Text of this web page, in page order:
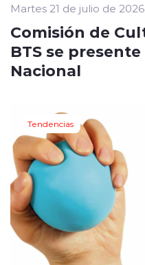
Martes 21 de julio de 2026
Comisión de
BTS se
Nacional
Tendencias